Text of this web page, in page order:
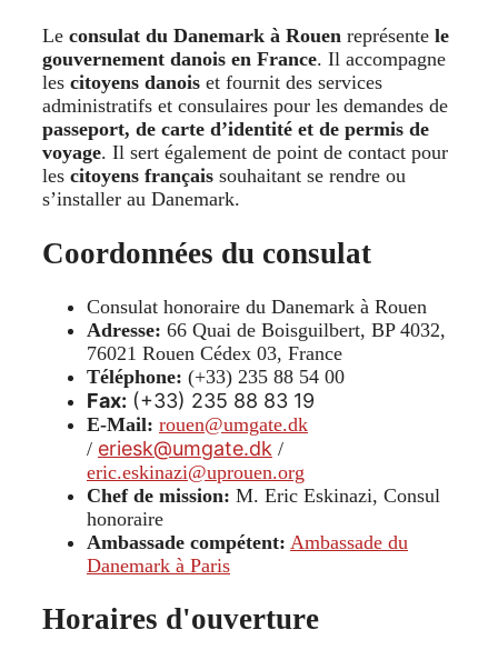
Le consulat du Danemark à Rouen représente le
gouvernement danois en France. Il accompagne
les citoyens danois et fournit des services
administratifs et consulaires pour les demandes de
passeport, de carte d’identité et de permis de
voyage. Il sert également de point de contact pour
les citoyens français souhaitant se rendre ou
s’installer au Danemark.
Coordonnées du consulat
Consulat honoraire du Danemark à Rouen
Adresse: 66 Quai de Boisguilbert, BP 4032,
76021 Rouen Cédex 03, France
Téléphone: (+33) 235 88 54 00
Fax: (+33) 235 88 83 19
E-Mail: rouen@umgate.dk
/ eriesk@umgate.dk /
eric.eskinazi@uprouen.org
Chef de mission: M. Eric Eskinazi, Consul
honoraire
Ambassade compétent: Ambassade du
Danemark à Paris
Horaires d'ouverture